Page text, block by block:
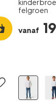
felgroen
vanaf 19